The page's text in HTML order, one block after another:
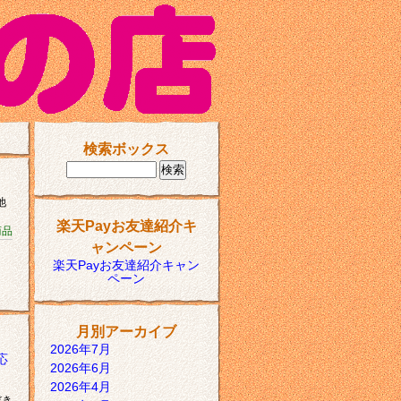
検索ボックス
楽天Payお友達紹介キ
ャンペーン
楽天Payお友達紹介キャン
ペーン
月別アーカイブ
2026年7月
2026年6月
2026年4月